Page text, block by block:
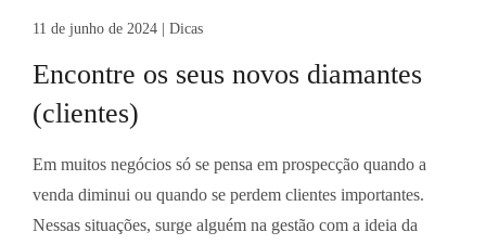
11 de junho de 2024 Dicas
Encontre os seus novos diamantes
(clientes)
Em muitos negócios só se pensa em prospecção quando a
venda diminui ou quando se perdem clientes importantes.
Nessas situações, surge alguém na gestão com a ideia da